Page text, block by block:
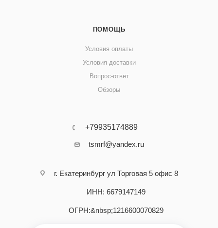
ПОМОЩЬ
Условия оплаты
Условия доставки
Вопрос-ответ
Обзоры
+79935174889
tsmrf@yandex.ru
г. Екатеринбург ул Торговая 5 офис 8
ИНН: 6679147149
ОГРН:&nbsp;1216600070829